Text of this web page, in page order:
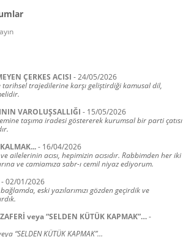
ÇERKES ACISI -24/05/2026
trajedilerine karşı geliştirdiği kamusal dil,
VAROLUŞSALLIĞI - 15/05/2026
taşıma iradesi göstererek kurumsal bir parti çatısı
- 16/04/2026
acısı, hepimizin acısıdır. Rabbimden her iki
ve camiamıza sabr-ı cemil niyaz ediyorum.
-02/01/2026
eski yazılarımızı gözden geçirdik ve
veya “SELDEN KÜTÜK KAPMAK”…-
“SELDEN KÜTÜK KAPMAK”…